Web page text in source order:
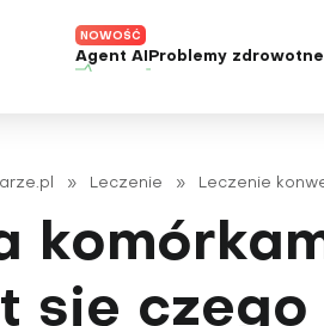
Agent AI Problemy zdrowotne
Alergie
Autyzm Prawa
» Leczenie » Leczenie
się czego